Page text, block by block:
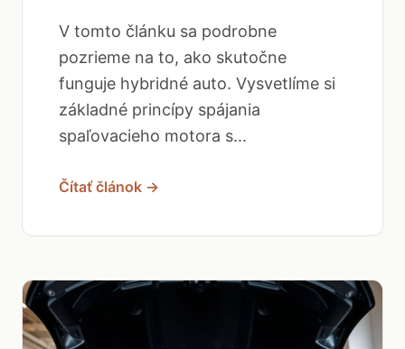
V tomto článku sa podrobne
pozrieme na to, ako skutočne
funguje hybridné auto. Vysvetlíme si
základné princípy spájania
spaľovacieho motora s...
Čítať článok →